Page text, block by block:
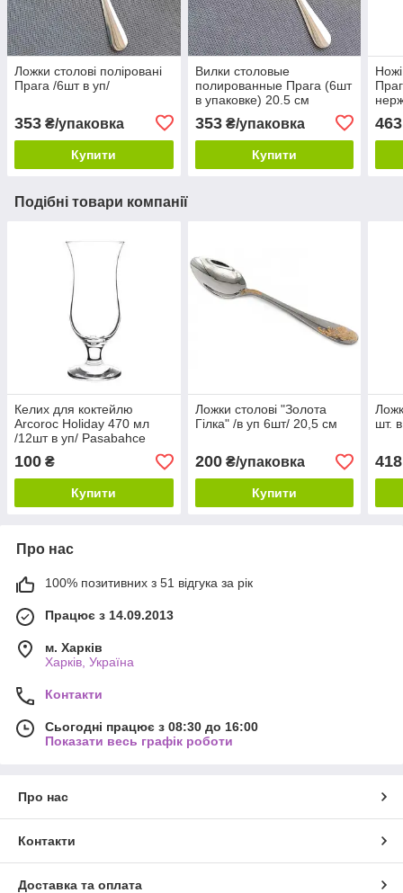
Ложки столові поліровані
Прага /6шт в уп/
353 ₴/упаковка
Купити
Вилки столовые
полированные Прага (6шт
в упаковке) 20.5 см
353₴/упаковка
Купити
463
Подібні товари компанії
Келих для коктейлю
Arcoroc Holiday 470 мл
/12шт в уп/ Pasabahce
44403/sl
100 ₴
Купити
Ложки столові "Золота
Гілка" /в уп 6шт/ 20,5 см
200₴/упаковка
Купити
шт.
418
Про нас
100% позитивних з 51 відгука за рік
Працює з 14.09.2013
м. Харків
Харків, Україна
Контакти
Сьогодні працює з 08:30 до 16:00
Показати весь графік роботи
Про нас
Контакти
Доставка та оплата